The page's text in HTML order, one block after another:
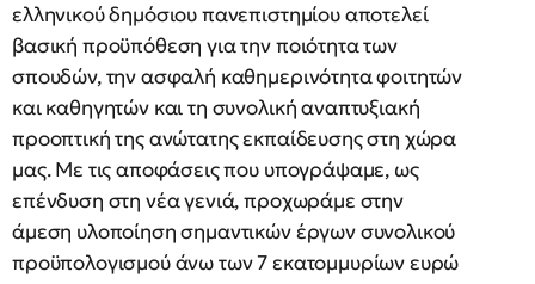
ελληνικού δημόσιου πανεπιστημίου αποτελεί
βασική προϋπόθεση για την ποιότητα των
σπουδών, την ασφαλή καθημερινότητα φοιτητών
και καθηγητών και τη συνολική αναπτυξιακή
προοπτική της ανώτατης εκπαίδευσης στη χώρα
μας. Με τις αποφάσεις που υπογράψαμε, ως
επένδυση στη νέα γενιά, προχωράμε στην
άμεση υλοποίηση σημαντικών έργων συνολικού
προϋπολογισμού άνω των 7 εκατομμυρίων ευρώ